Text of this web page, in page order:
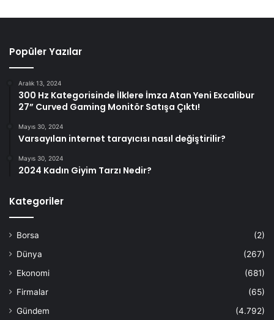
Popüler Yazılar
Aralık 13, 2024
300 Hz Kategorisinde İlklere İmza Atan Yeni Excalibur
27” Curved Gaming Monitör Satışa Çıktı!
Mayıs 30, 2024
Varsayılan internet tarayıcısı nasıl değiştirilir?
Mayıs 30, 2024
2024 Kadın Giyim Tarzı Nedir?
Kategoriler
Borsa
(2)
Dünya
(267)
Ekonomi
(681)
Firmalar
(65)
Gündem
(4.792)